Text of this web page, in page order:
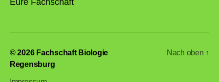
Eure Fachschaft
© 2026 Fachschaft Biologie
Regensburg
Nach oben ↑